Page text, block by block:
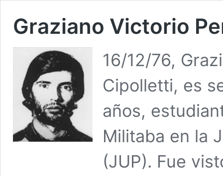
Graziano Victorio
16/12/76,
Cipolletti, es
años,
Militaba en la
(JUP). Fue